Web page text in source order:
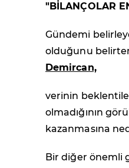
"BİLANÇOLAR
Gündemi
olduğunu
Demircan,
verinin
olmadığının
kazanmasına
Bir diğer önemli